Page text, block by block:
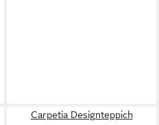
Carpetia Designteppich